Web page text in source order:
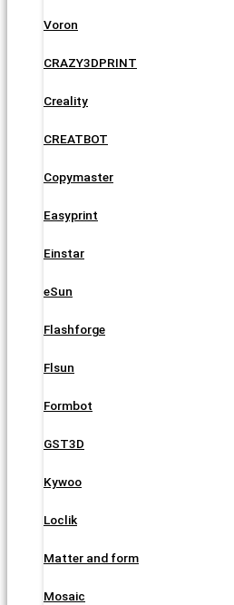
Voron
CRAZY3DPRINT
Creality
CREATBOT
Copymaster
Easyprint
Einstar
eSun
Flashforge
Flsun
Formbot
GST3D
Kywoo
Loclik
Matter and form
Mosaic